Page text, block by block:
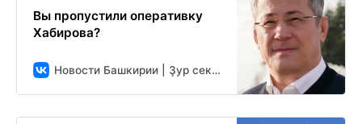
Вы пропустили оперативку
Хабирова?
Новости Башкирии | Ҙур секрет